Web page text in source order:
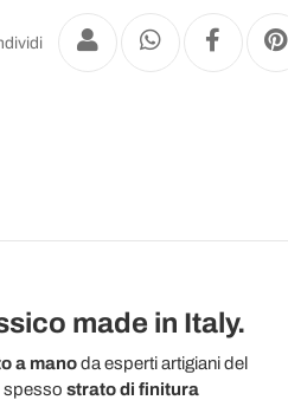
made in Italy.
a manoda esperti artigiani del
spesso strato di finitura